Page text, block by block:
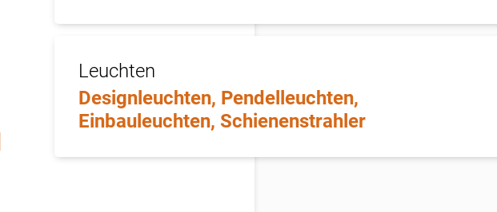
Leuchten
Designleuchten, Pendelleuchten,
Einbauleuchten, Schienenstrahler